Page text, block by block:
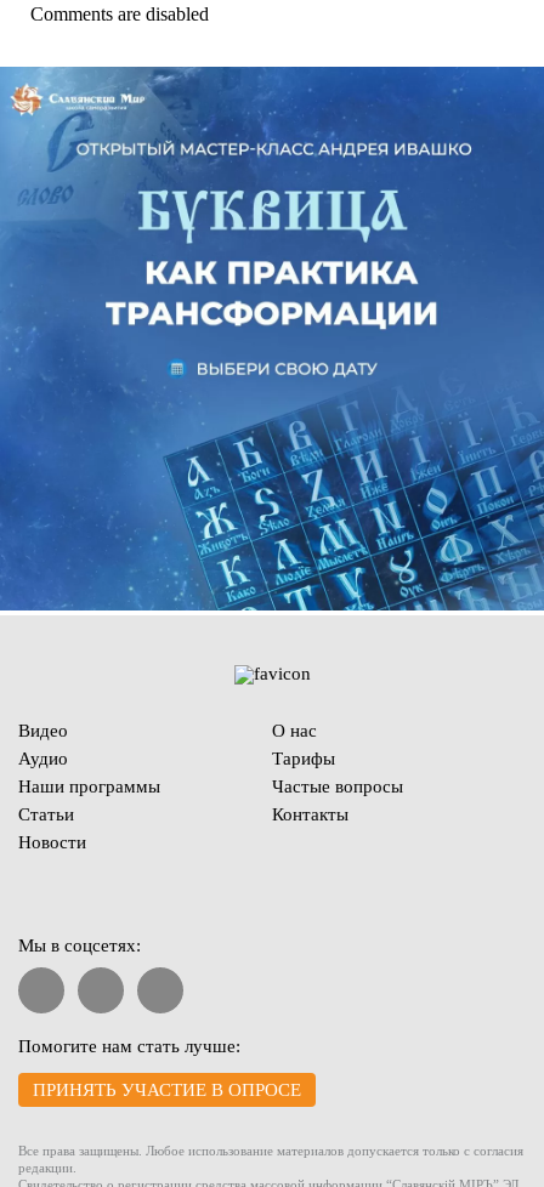
Comments are disabled
Видео
Аудио
Наши программы
Статьи
Новости
О нас
Тарифы
Частые вопросы
Контакты
Мы в соцсетях:
Помогите нам стать лучше:
ПРИНЯТЬ УЧАСТИЕ В ОПРОСЕ
Все права защищены. Любое использование материалов допускается только с согласия
редакции.